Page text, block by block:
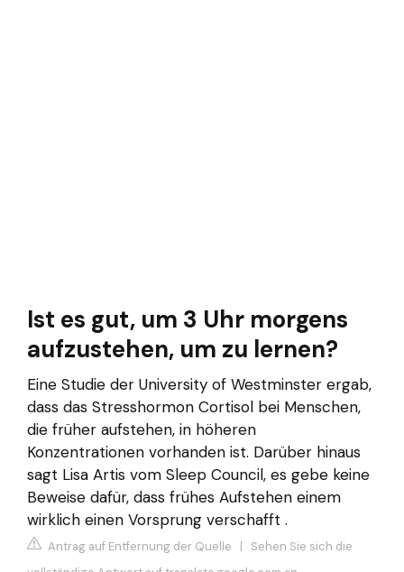
Ist es gut, um 3 Uhr morgens
aufzustehen, um zu lernen?
Eine Studie der University of Westminster ergab,
dass das Stresshormon Cortisol bei Menschen,
die früher aufstehen, in höheren
Konzentrationen vorhanden ist. Darüber hinaus
sagt Lisa Artis vom Sleep Council, es gebe keine
Beweise dafür, dass frühes Aufstehen einem
wirklich einen Vorsprung verschafft .
Antrag auf Entfernung der Quelle | Sehen Sie sich die